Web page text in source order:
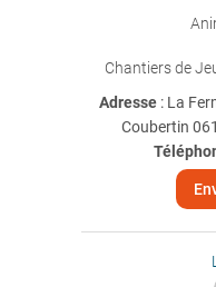
Chantiers de
Adresse : La
Coubertin